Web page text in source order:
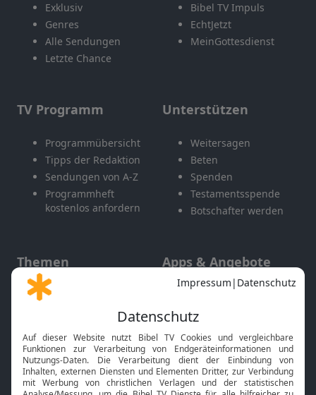
Exklusiv
Genres
Alle Sendungen
Letzte Chance
Bibel TV Impuls
EchtJetzt
MeinGottesdienst
TV Programm
Programmübersicht
Tipps der Redaktion
Sendungen von A-Z
Programmheft
kostenlos anfordern
Unterstützen
Weitersagen
Beten
Spenden
Testamentsspende
Botschafter werden
Themen
Gott und Bibel erklärt
Neuigkeiten
Apps & Angebote
Mobile App
Smart TV
HbbTV
Bibelthek Online-Bibel